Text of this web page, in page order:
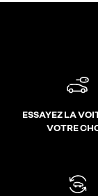
ESSAYEZ LA
VOTRE